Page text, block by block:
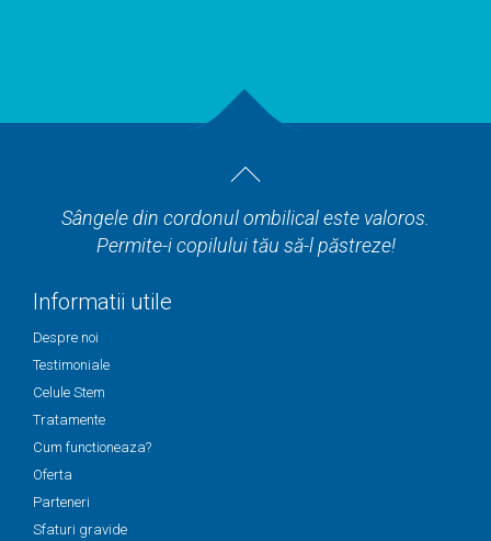
Sângele din cordonul ombilical este valoros.
Permite-i copilului tău să-l păstreze!
Informatii utile
Despre noi
Testimoniale
Celule Stem
Tratamente
Cum functioneaza?
Oferta
Parteneri
Sfaturi gravide